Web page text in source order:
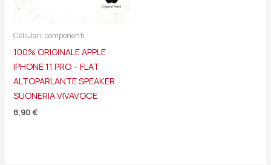
Cellulari: componenti
100% ORIGINALE APPLE
IPHONE 11 PRO – FLAT
ALTOPARLANTE SPEAKER
SUONERIA VIVAVOCE
8,90 €